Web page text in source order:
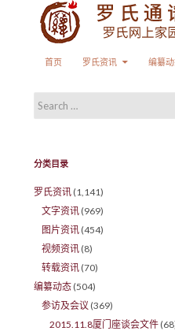
首页
罗氏资讯 编纂
Search for:
分类目录
罗氏资讯 (1,141)
文字资讯 (969)
图片资讯 (454)
视频资讯 (8)
转载资讯 (70)
编纂动态 (504)
参访及会议 (369)
2015.11.8厦门座谈会文件